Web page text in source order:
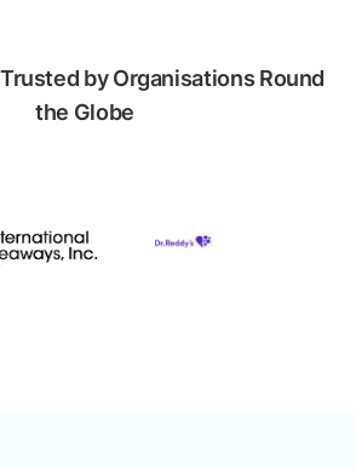
by Organisations Round
the Globe